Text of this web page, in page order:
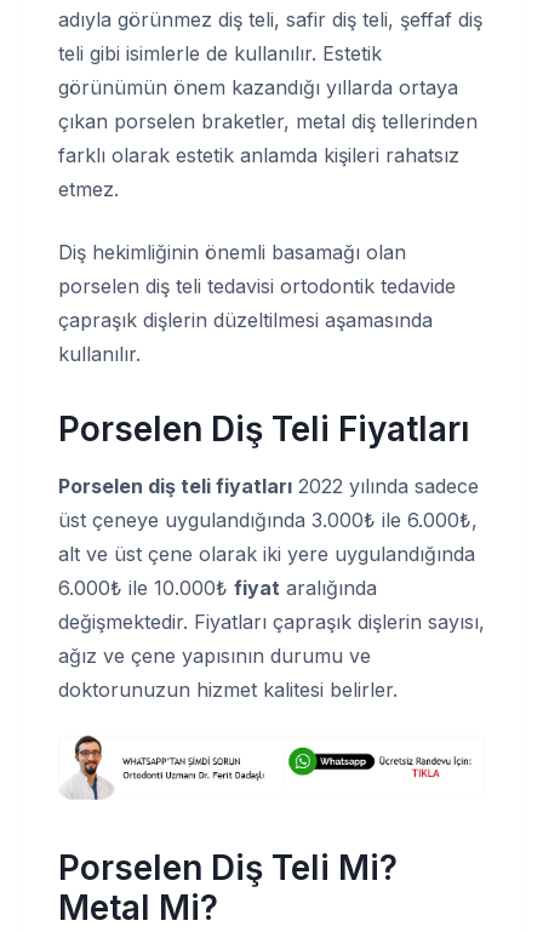
adıyla görünmez diş teli, safir diş teli, şeffaf diş
teli gibi isimlerle de kullanılır. Estetik
görünümün önem kazandığı yıllarda ortaya
çıkan porselen braketler, metal diş tellerinden
farklı olarak estetik anlamda kişileri rahatsız
etmez.
Diş hekimliğinin önemli basamağı olan
porselen diş teli tedavisi ortodontik tedavide
çapraşık dişlerin düzeltilmesi aşamasında
kullanılır.
Porselen Diş Teli Fiyatları
Porselen diş teli fiyatları 2022 yılında sadece
üst çeneye uygulandığında 3.000₺ ile 6.000₺,
alt ve üst çene olarak iki yere uygulandığında
6.000₺ ile 10.000₺ fiyat aralığında
değişmektedir. Fiyatları çapraşık dişlerin sayısı,
ağız ve çene yapısının durumu ve
doktorunuzun hizmet kalitesi belirler.
Porselen Diş Teli Mi?
Metal Mi?